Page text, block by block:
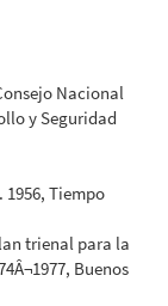
Nacional
y Seguridad
Tiempo
trienal para la
Buenos